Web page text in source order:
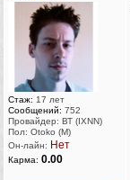
Стаж: 17 лет
Сообщений: 752
Провайдер: ВТ (IXNN)
Пол: Otoko (M)
Он-лайн: Нет
Карма: 0.00